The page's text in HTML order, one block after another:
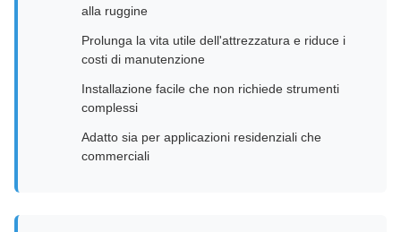
alla ruggine
Prolunga la vita utile dell'attrezzatura e riduce i
costi di manutenzione
Installazione facile che non richiede strumenti
complessi
Adatto sia per applicazioni residenziali che
commerciali